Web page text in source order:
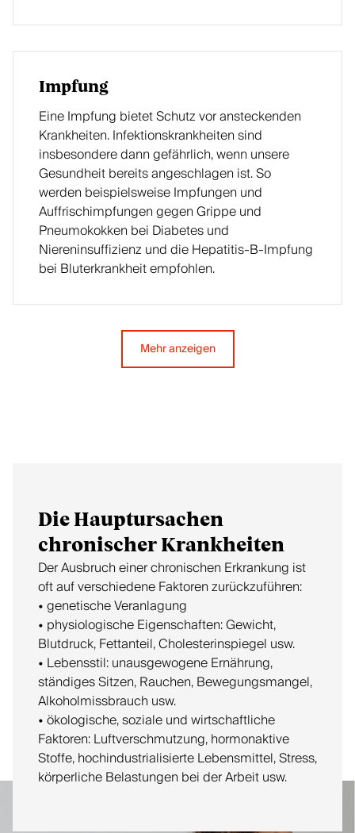
Impfung
Eine Impfung bietet Schutz vor ansteckenden
Krankheiten. Infektionskrankheiten sind
insbesondere dann gefährlich, wenn unsere
Gesundheit bereits angeschlagen ist. So
werden beispielsweise Impfungen und
Auffrischimpfungen gegen Grippe und
Pneumokokken bei Diabetes und
Niereninsuffizienz und die Hepatitis-B-Impfung
bei Bluterkrankheit empfohlen.
Mehr anzeigen
Die Hauptursachen
chronischer Krankheiten
Der Ausbruch einer chronischen Erkrankung ist
oft auf verschiedene Faktoren zurückzuführen:
• genetische Veranlagung
• physiologische Eigenschaften: Gewicht,
Blutdruck, Fettanteil, Cholesterinspiegel usw.
• Lebensstil: unausgewogene Ernährung,
ständiges Sitzen, Rauchen, Bewegungsmangel,
Alkoholmissbrauch usw.
• ökologische, soziale und wirtschaftliche
Faktoren: Luftverschmutzung, hormonaktive
Stoffe, hochindustrialisierte Lebensmittel, Stress,
körperliche Belastungen bei der Arbeit usw.